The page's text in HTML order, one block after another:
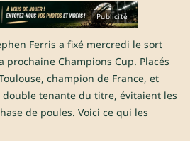
Publicité
Ferris a fixé mercredi le sort
Champions Cup. Placés
champion de France, et
double tenante du titre, évitaient les
de poules. Voici ce qui les